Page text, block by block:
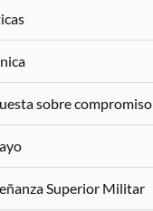
sobre compromiso
Superior Militar